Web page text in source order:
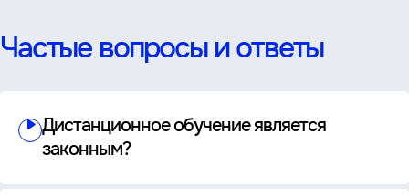
Частые вопросы и ответы
Дистанционное обучение является
законным?